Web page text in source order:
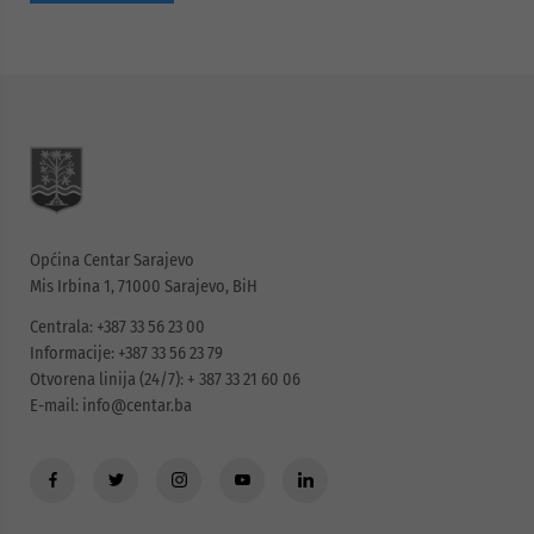
Općina Centar Sarajevo
Mis Irbina 1, 71000 Sarajevo, BiH
Centrala: +387 33 56 23 00
Informacije: +387 33 56 23 79
Otvorena linija (24/7): + 387 33 21 60 06
E-mail: info@centar.ba